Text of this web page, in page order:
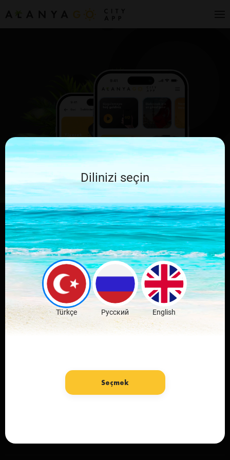
Sevdiğin şehrin
mobil
uygulamasını indir
Ücretsiz İndir
Dilinizi seçin
Türkçe Русский English
Seçmek